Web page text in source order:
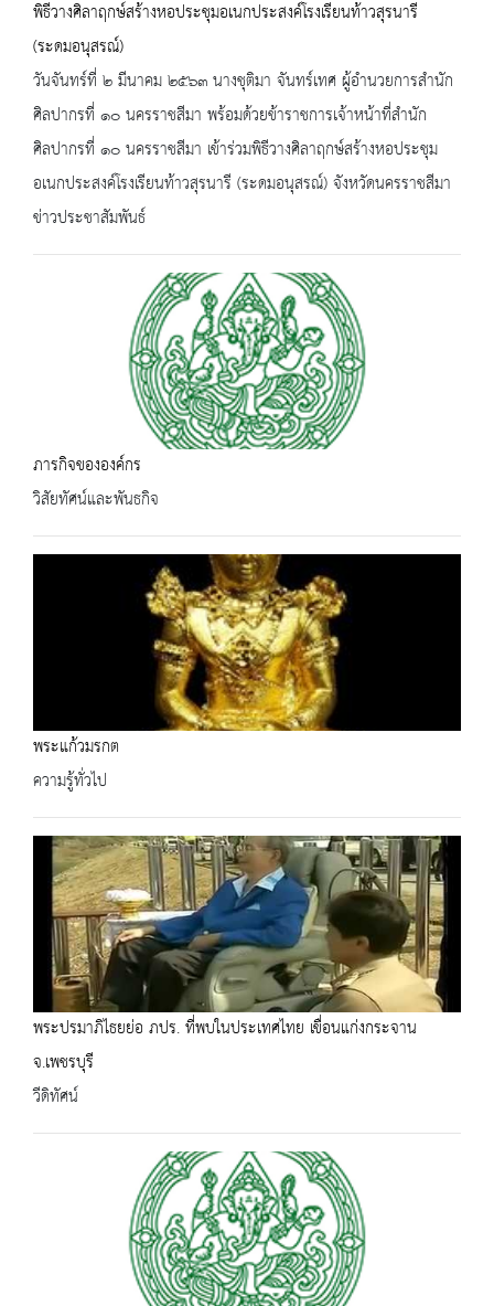
พิธีวางศิลาฤกษ์สร้างหอประชุมอเนกประสงค์โรงเรียนท้าวสุรนารี
(ระดมอนุสรณ์)
วันจันทร์ที่ ๒ มีนาคม ๒๕๖๓ นางชุติมา จันทร์เทศ ผู้อำนวยการสำนัก
ศิลปากรที่ ๑๐ นครราชสีมา พร้อมด้วยข้าราชการเจ้าหน้าที่สำนัก
ศิลปากรที่ ๑๐ นครราชสีมา เข้าร่วมพิธีวางศิลาฤกษ์สร้างหอประชุม
อเนกประสงค์โรงเรียนท้าวสุรนารี (ระดมอนุสรณ์) จังหวัดนครราชสีมา
ข่าวประชาสัมพันธ์
ภารกิจขององค์กร
วิสัยทัศน์และพันธกิจ
พระแก้วมรกต
ความรู้ทั่วไป
พระปรมาภิไธยย่อ ภปร. ที่พบในประเทศไทย เขื่อนแก่งกระจาน
จ.เพชรบุรี
วีดิทัศน์